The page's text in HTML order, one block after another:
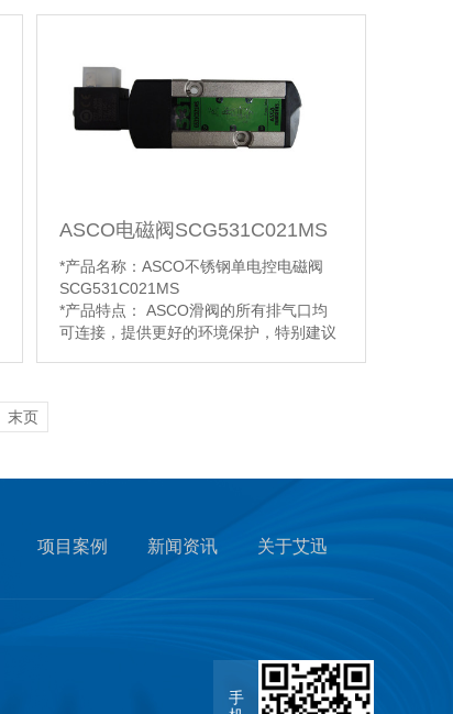
*阀体材质：AISI 316L
ASCO电磁阀SCG531C021MS
*产品名称：ASCO不锈钢单电控电磁阀
SCG531C021MS
*产品特点： ASCO滑阀的所有排气口均
可连接，提供更好的环境保护，特别建议
末页
项目案例 新闻资讯 关于艾迅
手